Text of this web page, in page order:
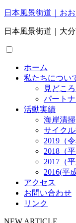
日本風景街道｜お
日本風景街道｜大
ホーム
私たちについ
見どこ
パート
活動実績
海岸清掃
サイク
2019（
2018（
2017（
2016(平
アクセス
お問い合わせ
リンク
NEW ARTICLE